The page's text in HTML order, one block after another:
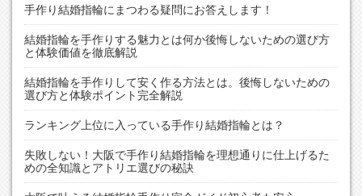
手作り結婚指輪にまつわる疑問にお答えします！
結婚指輪を手作りする魅力とは何か後悔しないための選び方
と体験価値を徹底解説
結婚指輪を手作りして安く作る方法とは。後悔しないための
選び方と体験ポイント完全解説
ランキング上位に入っている手作り結婚指輪とは？
失敗しない！大阪で手作り結婚指輪を理想通りに仕上げるた
めの全知識とアトリエ選びの秘訣